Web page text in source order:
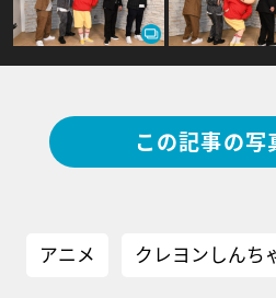
この記事の写
アニメ クレヨンしんち